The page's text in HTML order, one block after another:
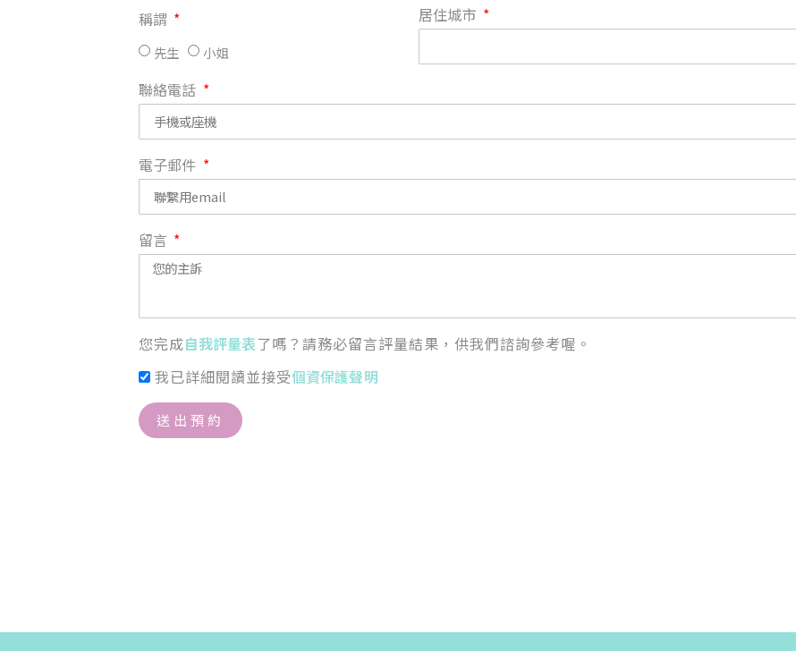
稱謂
先生 小姐
居住城市
聯絡電話
電子郵件
留言
您完成自我評量表了嗎？請務必留言評量結果，供我們諮詢參考喔。
我已詳細閱讀並接受個資保護聲明
送出預約
元，於每年度繳納。
戶名: 社團法人台灣自律神經健康培訓暨發展協會